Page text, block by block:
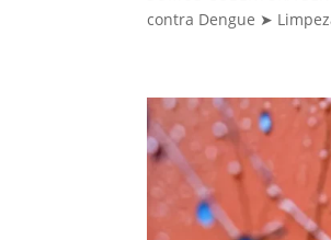
contra Dengue ➤